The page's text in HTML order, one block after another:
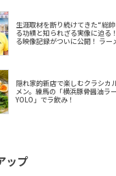
生涯取材を断り続けてきた“総
る功績と知られざる実像に迫る
る映像記録がついに公開！ ラー
隠れ家的新店で楽しむクラシカ
メン。練馬の「横浜豚骨醤油ラ
YOLO」でラ飲み！
ップ